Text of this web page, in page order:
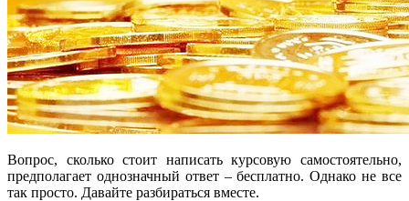
Вопрос, сколько стоит написать курсовую самостоятельно,
предполагает однозначный ответ – бесплатно. Однако не все
так просто. Давайте разбираться вместе.